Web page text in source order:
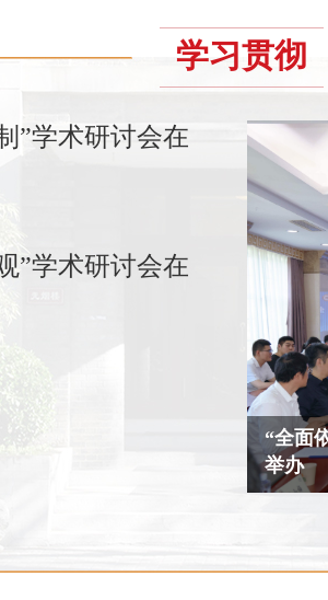
学习贯彻
”学术研讨会在
”学术研讨会在
术研讨会在京顺利
法学
举行